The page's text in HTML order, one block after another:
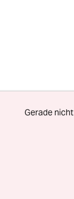
Gerade nicht